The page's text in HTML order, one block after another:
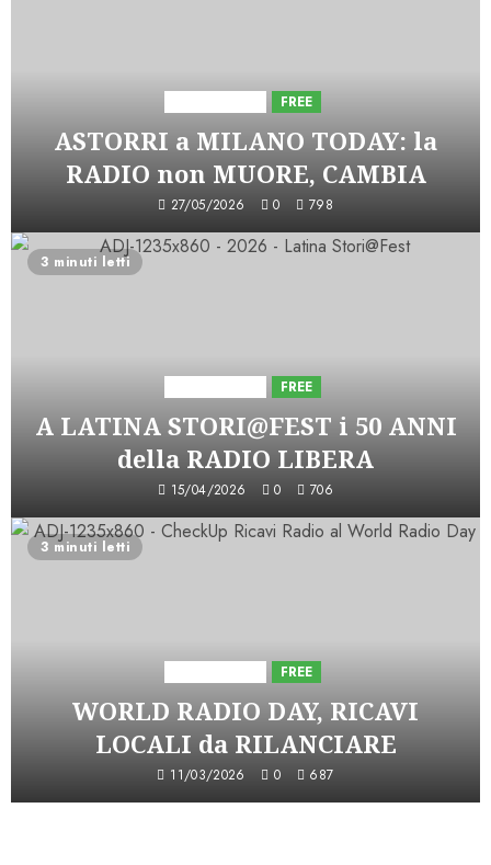
FREE
ASTORRI a MILANO TODAY: la
RADIO non MUORE, CAMBIA
27/05/2026 0 798
3 minuti letti
FREE
A LATINA STORI@FEST i 50 ANNI
della RADIO LIBERA
15/04/2026 0 706
3 minuti letti
FREE
WORLD RADIO DAY, RICAVI
LOCALI da RILANCIARE
11/03/2026 0 687